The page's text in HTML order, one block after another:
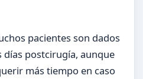
pacientes son dados
días postcirugía, aunque
más tiempo en caso